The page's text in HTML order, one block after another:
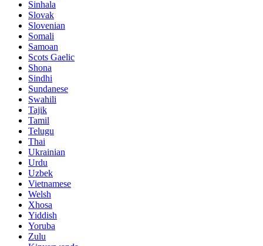
Sinhala
Slovak
Slovenian
Somali
Samoan
Scots Gaelic
Shona
Sindhi
Sundanese
Swahili
Tajik
Tamil
Telugu
Thai
Ukrainian
Urdu
Uzbek
Vietnamese
Welsh
Xhosa
Yiddish
Yoruba
Zulu